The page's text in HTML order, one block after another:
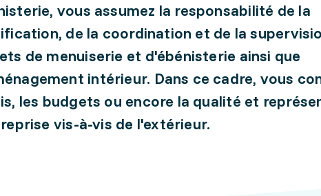
vous assumez la responsabilité de la
de la coordination et de la
de menuiserie et d'ébénisterie ainsi que
intérieur. Dans ce cadre, vous
les budgets ou encore la qualité et
vis-à-vis de l'extérieur.